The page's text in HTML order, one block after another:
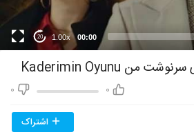
00:00
1.00x
20
0
0
اشتراک